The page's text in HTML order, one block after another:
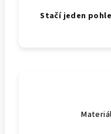
Stačí jeden